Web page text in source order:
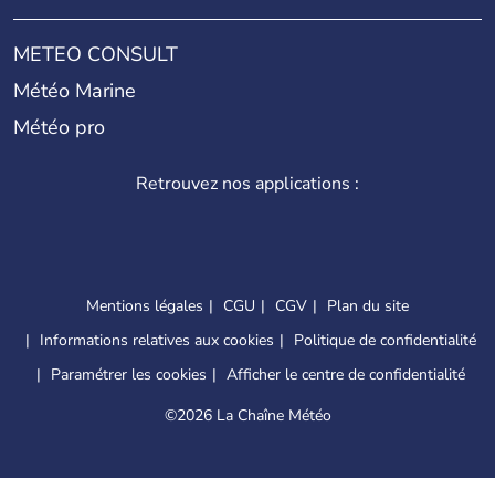
METEO CONSULT
Météo Marine
Météo pro
Retrouvez nos applications :
Mentions légales CGU CGV
Plan du site
Informations relatives aux cookies
Politique de confidentialité
Paramétrer les cookies
Afficher le centre de confidentialité
©2026 La Chaîne Météo